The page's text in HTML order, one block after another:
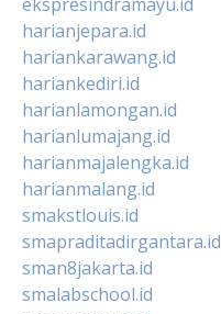
harianjepara.id
hariankarawang.id
hariankediri.id
harianlamongan.id
harianlumajang.id
harianmajalengka.id
harianmalang.id
smakstlouis.id
smapraditadirgantara.id
sman8jakarta.id
smalabschool.id